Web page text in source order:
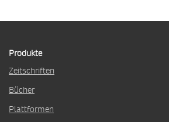
Produkte
Zeitschriften
Bücher
Plattformen